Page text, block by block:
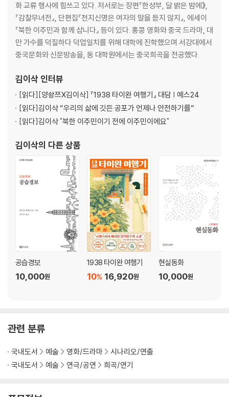
화 교류 행사에 힘쓰고 있다. 저서로는 장편『한성부, 달 밝은 밤에》,
『감찰무녀전』, 단편집『천지신명은 여자의 말을 듣지 않지』, 에세이
『북한 이주민과 함께 삽니다』 등이 있다. 홍콩 영화와 중국 드라마, 대
만 가수를 덕질하다 덕업일치를 위해 대학에 진학했으며 서강대에서
중국문화와 신문방송을, 동 대학원에서는 중국희곡을 전공했다.
김이삭 인터뷰
[읽다][양솽쯔X김이삭] 『1938 타이완 여행기』 대담 | 예스24
[읽다]김이삭 “우리의 삶에 깃든 공포가 언제나 안전하기를”
[읽다]김이삭 "북한 이주민이기 전에 이주민이에요"
김이삭의 다른 상품
공습경보
10,000원
1938 타이완 여행기
16,920원
10%
현실동화
10,000원
관련 분류
국내도서 예술 영화/드라마
시나리오/연출
국내도서
예술 연극/공연 희곡/연기